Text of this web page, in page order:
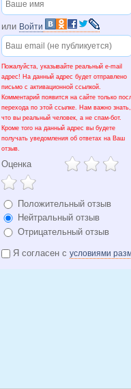
или Войти
Пожалуйста, указывайте реальный e-mail
адрес! На данный адрес будет отправлено
письмо с активационной ссылкой.
Комментарий появится на сайте только
перехода по этой ссылке. Нам важно знать,
что вы реальный человек, а не спам-бот.
Кроме того на данный адрес вы будете
получать уведомления об ответах на Ваш
отзыв.
Оценка
Положительный отзыв
Нейтральный отзыв
Отрицательный отзыв
Я согласен с условиями